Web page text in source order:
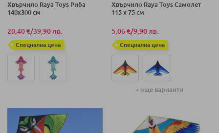
Хвърчило Raya Toys Риба
140х300 см
20,40 €/39,90 лв.
Специална цена
Хвърчило Raya Toys Самолет
115 х 75 см
5,06 €/9,90 лв.
Специална цена
+ още варианти